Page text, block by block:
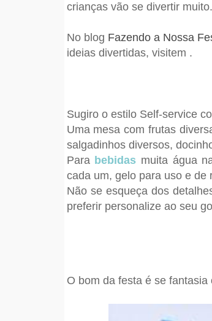
crianças vão se divertir muito.
No blog Fazendo a Nossa
ideias divertidas, visitem .
Sugiro o estilo Self-service
Uma mesa com frutas
salgadinhos diversos,
Para bebidas muita água
cada um, gelo para uso e de
Não se esqueça dos
preferir personalize ao seu
O bom da festa é se